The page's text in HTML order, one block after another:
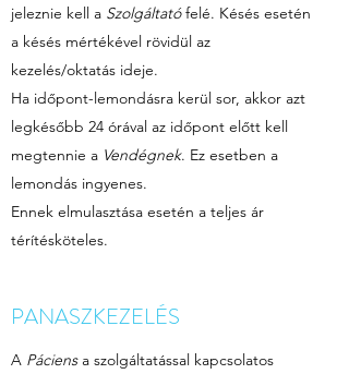
jeleznie kell a Szolgáltatófelé. Késés esetén
a késés mértékével rövidül az
kezelés/oktatás ideje.
Ha időpont-lemondásra kerül sor, akkor azt
legkésőbb 24 órával az időpont előtt kell
megtennie a Vendégnek. Ez esetben a
lemondás ingyenes.
Ennek elmulasztása esetén a teljes ár
térítésköteles.
PANASZKEZELÉS
A Páciensa szolgáltatással kapcsolatos